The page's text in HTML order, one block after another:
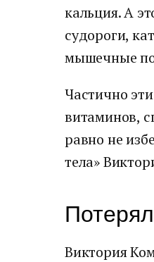
кальция. А
судороги,
мышечные
Частично
витаминов,
равно не
тела»
Виктория